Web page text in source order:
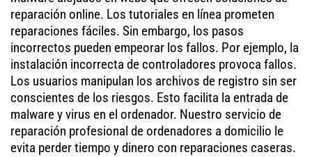
reparación online. Los tutoriales en línea prometen
reparaciones fáciles. Sin embargo, los pasos
incorrectos pueden empeorar los fallos. Por ejemplo, la
instalación incorrecta de controladores provoca fallos.
Los usuarios manipulan los archivos de registro sin ser
conscientes de los riesgos. Esto facilita la entrada de
malware y virus en el ordenador. Nuestro servicio de
reparación profesional de ordenadores a domicilio le
evita perder tiempo y dinero con reparaciones caseras.